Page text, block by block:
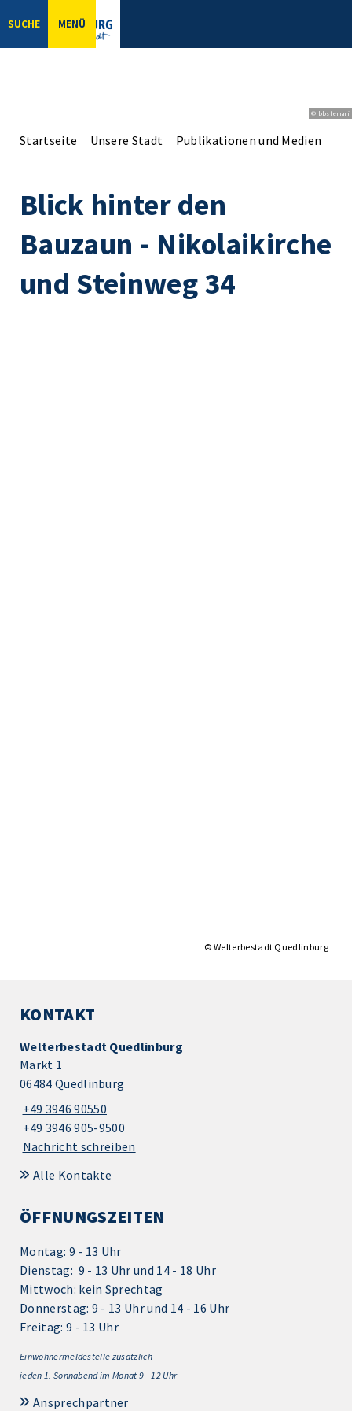
SUCHE MENÜ
© bbsferrari
Startseite Unsere Stadt Publikationen und Medien
Blick hinter den
Bauzaun - Nikolaikirche
und Steinweg 34
© Welterbestadt Quedlinburg
KONTAKT
Welterbestadt Quedlinburg
Markt 1
06484 Quedlinburg
+49 3946 90550
+49 3946 905-9500
Nachricht schreiben
Alle Kontakte
ÖFFNUNGSZEITEN
Montag: 9 - 13 Uhr
Dienstag: 9 - 13 Uhr und 14 - 18 Uhr
Mittwoch: kein Sprechtag
Donnerstag: 9 - 13 Uhr und 14 - 16 Uhr
Freitag: 9 - 13 Uhr
Einwohnermeldestelle zusätzlich
jeden 1. Sonnabend im Monat 9 - 12 Uhr
Ansprechpartner